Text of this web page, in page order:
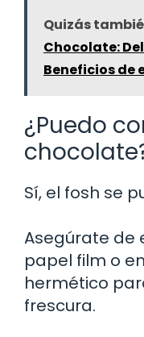
Quizás
Chocolate:
Beneficios de
¿Puedo
Sí, el fosh se
Asegúrate de
papel film o
hermético
frescura.